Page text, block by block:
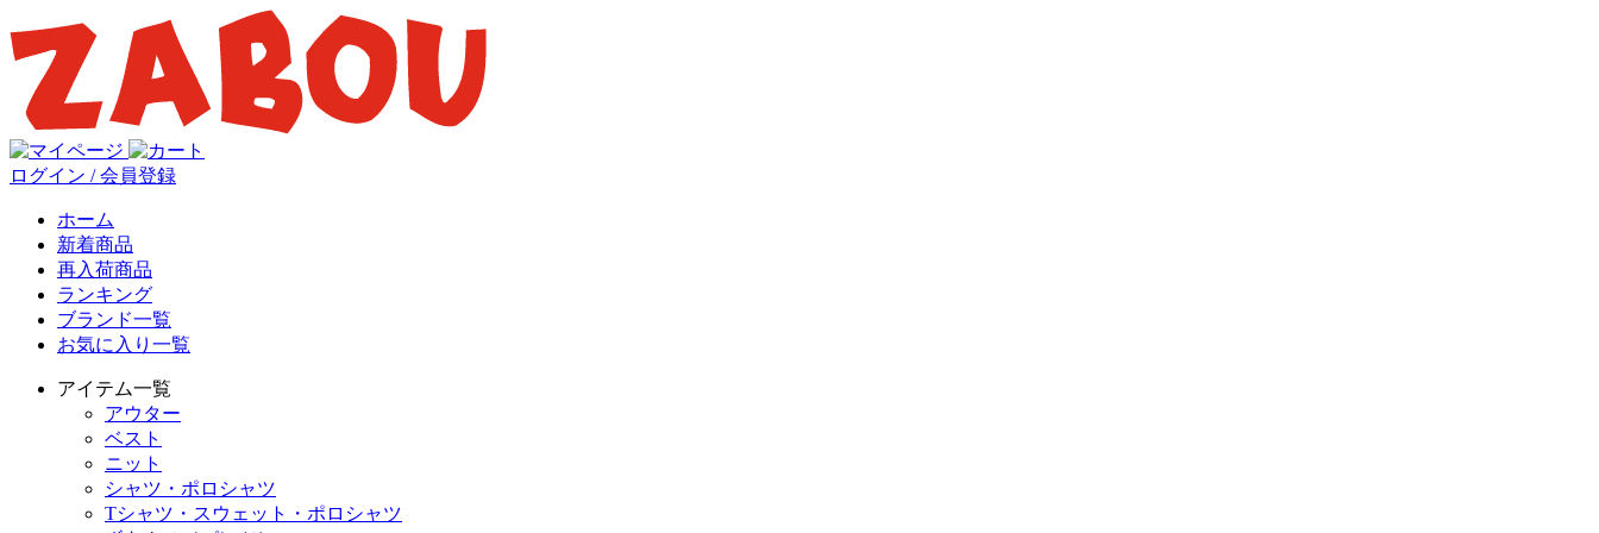
ログイン / 会員登録
ホーム
新着商品
再入荷商品
ランキング
ブランド一覧
お気に入り一覧
アイテム一覧
アウター
ベスト
ニット
シャツ・ポロシャツ
Tシャツ・スウェット・ポロシャツ